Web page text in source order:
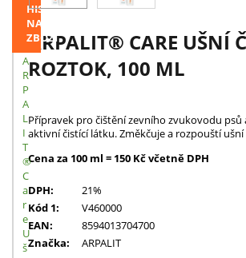
ARPALIT® CARE UŠNÍ
ROZTOK, 100 ML
Přípravek pro čištění zevního zvukovodu psů
aktivní čistící látku. Změkčuje a rozpouští ušní
Cena za 100 ml = 150 Kč včetně DPH
DPH:
21%
Kód 1:
V460000
EAN:
8594013704700
Značka:
ARPALIT
HISTORIE
NAVŠTÍVENÉHO
ZBOŽÍ
A
R
P
A
L
I
T
®
C
a
r
e
U
š